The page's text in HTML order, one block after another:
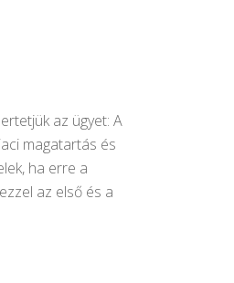
az ügyet: A
magatartás és
ha erre a
az első és a